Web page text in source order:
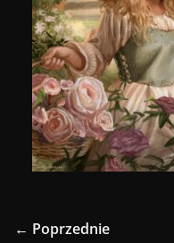
← Poprzednie